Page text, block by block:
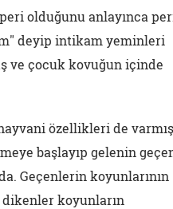
olduğunu anlayınca
deyip intikam yeminleri
ve çocuk kovuğun içinde
özellikleri de
başlayıp gelenin
Geçenlerin koyunlarının
koyunların